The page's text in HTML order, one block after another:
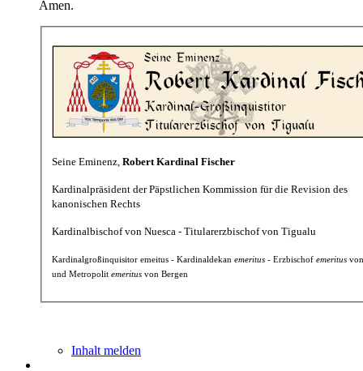
Amen.
Seine Eminenz, Robert Kardinal Fischer
Kardinalpräsident der Päpstlichen Kommission für die Revision des
kanonischen Rechts
Kardinalbischof von Nuesca - Titularerzbischof von Tigualu
Kardinalgroßinquisitor emeitus - Kardinaldekan emeritus - Erzbischof emeritus
und Metropolit emeritus von Bergen
Inhalt melden